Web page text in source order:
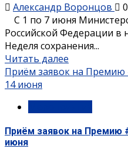
Александр Воронцов
С 1 по 7 июня
Российской Федерации в
Неделя сохранения...
Читать далее
Приём заявок на
14 июня
Приём заявок на
июня